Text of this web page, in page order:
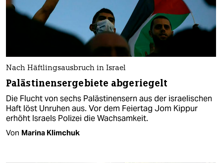
Nach Häftlingsausbruch in Israel
Palästinensergebiete abgeriegelt
Die Flucht von sechs Palästinensern aus der israelischen
Haft löst Unruhen aus. Vor dem Feiertag Jom Kippur
erhöht Israels Polizei die Wachsamkeit.
Von Marina Klimchuk